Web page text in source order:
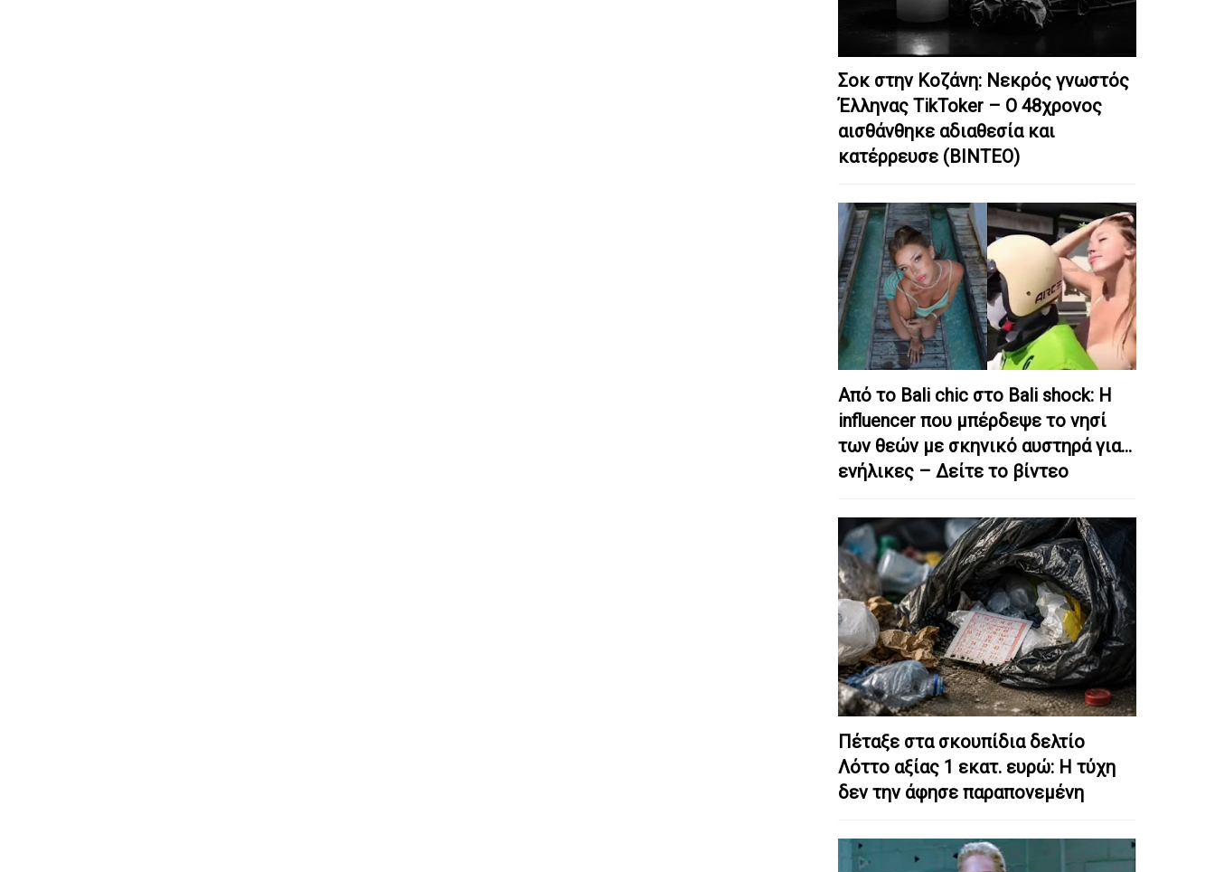
Σοκ στην Κοζάνη: Nεκρός γνωστός
Έλληνας TikToker – Ο 48χρονος
αισθάνθηκε αδιαθεσία και
κατέρρευσε (ΒΙΝΤΕΟ)
Από το Bali chic στο Bali shock: Η
influencer που μπέρδεψε το νησί
των θεών με σκηνικό αυστηρά για…
ενήλικες – Δείτε το βίντεο
Πέταξε στα σκουπίδια δελτίο
Λόττο αξίας 1 εκατ. ευρώ: Η τύχη
δεν την άφησε παραπονεμένη